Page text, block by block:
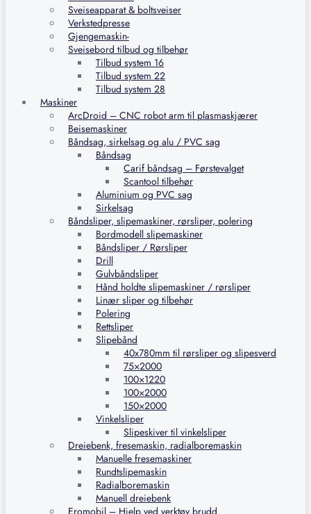
Sveiseapparat & boltsveiser
Verkstedpresse
Gjengemaskin-
Sveisebord tilbud og tilbehør
Tilbud system 16
Tilbud system 22
Tilbud system 28
Maskiner
ArcDroid – CNC robot arm til plasmaskjærer
Beisemaskiner
Båndsag, sirkelsag og alu / PVC sag
Båndsag
Carif båndsag – Førstevalget
Scantool tilbehør
Aluminium og PVC sag
Sirkelsag
Båndsliper, slipemaskiner, rørsliper, polering
Bordmodell slipemaskiner
Båndsliper / Rørsliper
Drill
Gulvbåndsliper
Hånd holdte slipemaskiner / rørsliper
Linær sliper og tilbehør
Polering
Rettsliper
Slipebånd
40x780mm til rørsliper og slipesverd
75×2000
100×1220
100×2000
150×2000
Vinkelsliper
Slipeskiver til vinkelsliper
Dreiebenk, fresemaskin, radialboremaskin
Manuelle fresemaskiner
Rundtslipemaskin
Radialboremaskin
Manuell dreiebenk
Eromobil – Hjelp ved verktøy brudd